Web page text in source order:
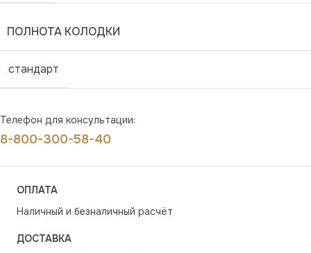
ПОЛНОТА КОЛОДКИ
стандарт
Телефон для консультации:
8-800-300-58-40
ОПЛАТА
Наличный и безналичный расчёт
ДОСТАВКА